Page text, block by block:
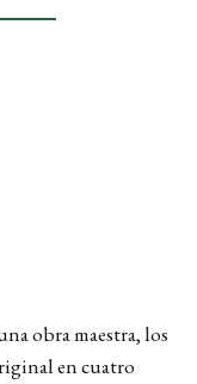
obra maestra, los
en cuatro